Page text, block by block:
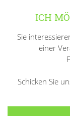
ICH
Sie
einer
Schicken Sie